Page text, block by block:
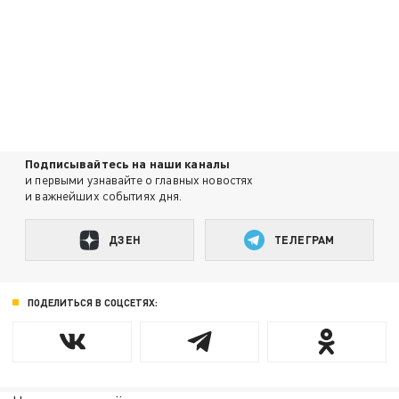
Подписывайтесь на наши каналы
и первыми узнавайте о главных новостях
и важнейших событиях дня.
ДЗЕН ТЕЛЕГРАМ
ПОДЕЛИТЬСЯ В СОЦСЕТЯХ: